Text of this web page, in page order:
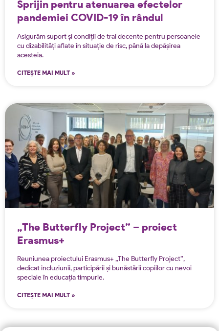
Sprijin pentru atenuarea efectelor
pandemiei COVID-19 în rândul
persoanelor vulnerabile din Almaty,
Kazakhstan
Asigurăm suport și condiții de trai decente pentru persoanele
cu dizabilități aflate în situație de risc, până la depășirea
acesteia.
CITEȘTE MAI MULT »
„The Butterfly Project” – proiect
Erasmus+
Reuniunea proiectului Erasmus+ „The Butterfly Project”,
dedicat incluziunii, participării și bunăstării copiilor cu nevoi
speciale în educația timpurie.
CITEȘTE MAI MULT »